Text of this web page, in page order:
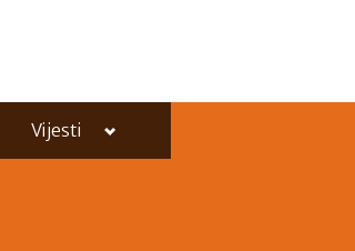
Vijesti
Toggle
menu